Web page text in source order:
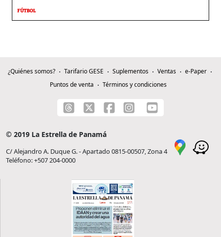
FÚTBOL
¿Quiénes somos? Tarifario GESE Suplementos Ventas
e-Paper
Puntos de venta
Términos y condiciones
© 2019 La Estrella de Panamá
C/ Alejandro A. Duque G. - Apartado 0815-00507, Zona 4
Teléfono: +507 204-0000